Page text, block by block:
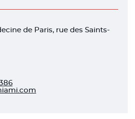
de Paris, rue des Saints-